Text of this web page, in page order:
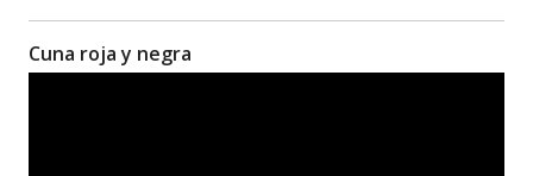
Cuna roja y negra